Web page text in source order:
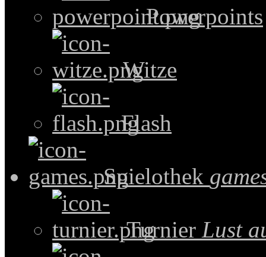
Powerpoints
Witze
Flash
Spielothek
Turnier Lust